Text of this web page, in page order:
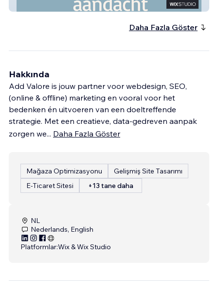
Daha Fazla Göster
Hakkında
Add Valore is jouw partner voor webdesign, SEO,
(online & offline) marketing en vooral voor het
bedenken én uitvoeren van een doeltreffende
strategie. Met een creatieve, data-gedreven aanpak
zorgen we... Daha Fazla Göster
Mağaza Optimizasyonu
Gelişmiş Site Tasarımı
E-Ticaret Sitesi
+13 tane daha
NL
Nederlands, English
Platformlar:Wix & Wix Studio